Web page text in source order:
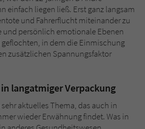
einfach liegen ließ. Erst ganz langsam
und Fahrerflucht miteinander zu
persönlich emotionale Ebenen
in dem die Einmischung
zusätzlichen Spannungsfaktor
langatmiger Verpackung
aktuelles Thema, das auch in
wieder Erwähnung findet. Was in